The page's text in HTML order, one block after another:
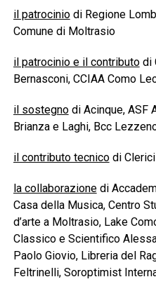
il patrociniodi Regione
Comune di Moltrasio
il patrocinio e il contributodi
Bernasconi, CCIAA Como
il sostegnodi Acinque, ASF
Brianza e Laghi, Bcc
il contributo tecnicodi Clerici
la collaborazionedi
Casa della Musica, Centro
d’arte a Moltrasio, Lake
Classico e Scientifico
Paolo Giovio, Libreria del
Feltrinelli, Soroptimist